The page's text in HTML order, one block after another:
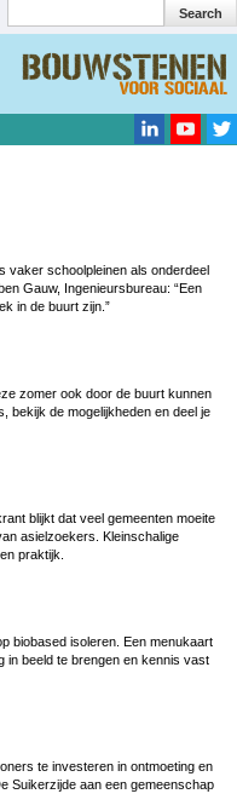
vaker schoolpleinen als onderdeel
Gauw, Ingenieursbureau: “Een
in de buurt zijn.”
zomer ook door de buurt kunnen
bekijk de mogelijkheden en deel je
blijkt dat veel gemeenten moeite
asielzoekers. Kleinschalige
praktijk.
biobased isoleren. Een menukaart
in beeld te brengen en kennis vast
te investeren in ontmoeting en
Suikerzijde aan een gemeenschap